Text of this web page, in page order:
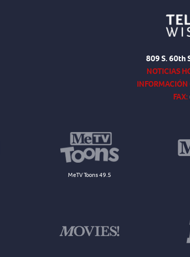
809 S. 60th
NOTICIAS
INFORMACIÓN
FAX:
MeTV Toons 49.5